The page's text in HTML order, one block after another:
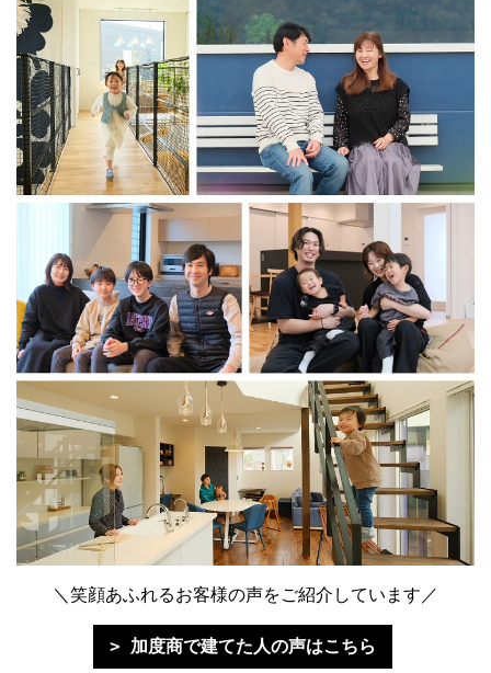
＼笑顔あふれるお客様の声をご紹介しています／
加度商で建てた人の声はこちら